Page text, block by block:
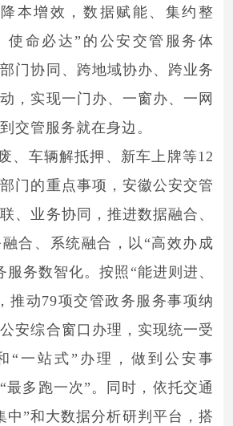
本增效，数据赋能、集约整
使命必达”的公安交管服务体
门协同、跨地域协办、跨业务
，实现一门办、一窗办、一网
交管服务就在身边。
、车辆解抵押、新车上牌等12
门的重点事项，安徽公安交管
、业务协同，推进数据融合、
合、系统融合，以“高效办成
服务数智化。按照“能进则进、
推动79项交管政务服务事项纳
安综合窗口办理，实现统一受
“一站式”办理，做到公安事
最多跑一次”。同时，依托交通
中”和大数据分析研判平台，搭